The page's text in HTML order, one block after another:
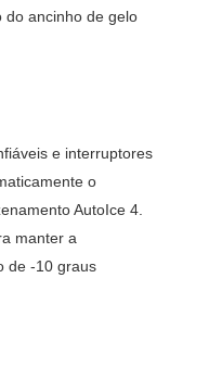
do ancinho de gelo
​​e interruptores
o
AutoIce 4.
manter a
de -10 graus